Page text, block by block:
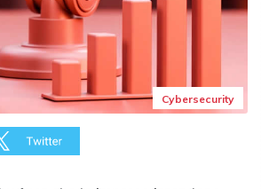
Cybersecurity